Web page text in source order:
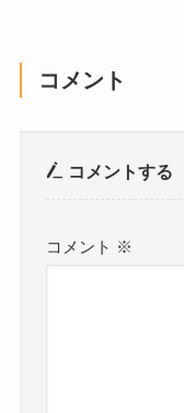
コメント
コメントする
コメント ※